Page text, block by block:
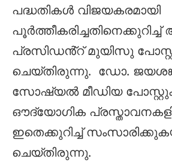
പദ്ധതികൾ വിജയകരമായി
പൂർത്തീകരിച്ചതിനെക്കുറിച്ച്
പ്രസിഡൻ്റ് മുയിസു
ചെയ്തിരുന്നു. ഡോ.
സോഷ്യൽ മീഡിയ
ഔദ്യോഗിക
ഇതെക്കുറിച്ച്
ചെയ്തിരുന്നു.